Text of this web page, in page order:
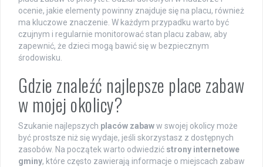
ocenie, jakie elementy powinny znajduje się na placu, również
ma kluczowe znaczenie. W każdym przypadku warto być
czujnym i regularnie monitorować stan placu zabaw, aby
zapewnić, że dzieci mogą bawić się w bezpiecznym
środowisku.
Gdzie znaleźć najlepsze place zabaw
w mojej okolicy?
Szukanie najlepszych placów zabaww swojej okolicy może
być prostsze niż się wydaje, jeśli skorzystasz z dostępnych
zasobów. Na początek warto odwiedzić strony internetowe
gminy, które często zawierają informacje o miejscach zabaw